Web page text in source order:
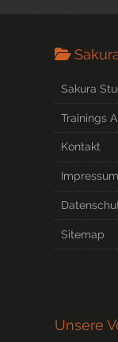
Sakura
Trainings
Kontakt
Impressum
Sitemap
Unsere